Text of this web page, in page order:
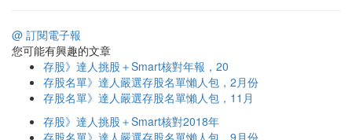
@ 訂閱電子報
您可能有興趣的文章
存股》達人挑股＋Smart核對年報，20
存股名單》達人嚴選存股名單懶人包，2月份
存股名單》達人嚴選存股名單懶人包，11月
存股》達人挑股＋Smart核對2018年